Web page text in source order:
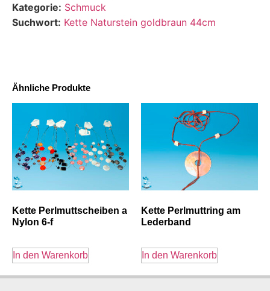
Kategorie: Schmuck
Suchwort: Kette Naturstein goldbraun 44cm
Ähnliche Produkte
Kette Perlmuttscheiben a
Nylon 6-f
In den Warenkorb
Kette Perlmuttring am
Lederband
In den Warenkorb